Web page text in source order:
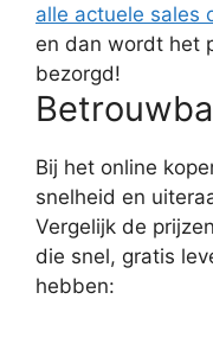
alle actuele sales
en dan wordt het
bezorgd!
Bij het online
snelheid en
Vergelijk de
die snel, gratis
hebben: